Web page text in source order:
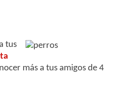
tus
más a tus amigos de 4